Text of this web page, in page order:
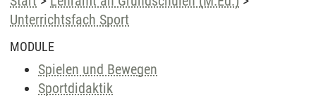
Unterrichtsfach Sport
MODULE
Spielen und Bewegen
Sportdidaktik